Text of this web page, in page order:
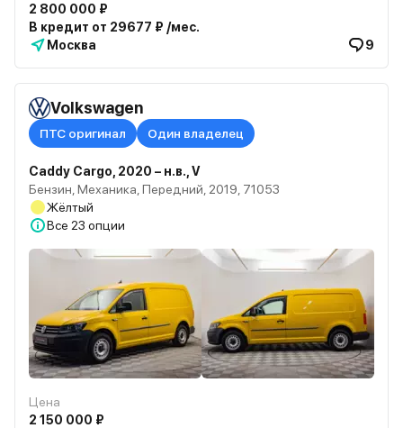
2 800 000 ₽
В кредит от 29677 ₽ /мес.
Москва
9
Volkswagen
ПТС оригинал Один владелец
Caddy Cargo, 2020 – н.в., V
Бензин, Механика, Передний, 2019, 71053
Жёлтый
Все 23 опции
Цена
2 150 000 ₽